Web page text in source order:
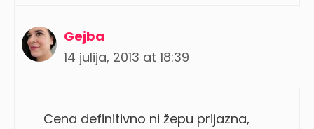
Gejba
14 julija, 2013 at 18:39
Cena definitivno ni žepu prijazna,